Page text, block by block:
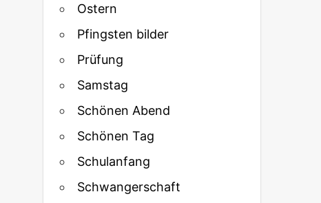
Ostern
Pfingsten bilder
Prüfung
Samstag
Schönen Abend
Schönen Tag
Schulanfang
Schwangerschaft